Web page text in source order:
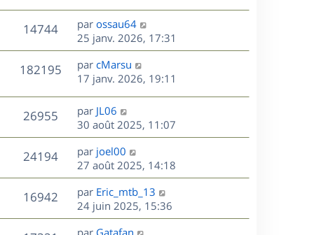
e
s
n
i
e
r
m
e
s
a
g
e
14744V
u
e
D
e
r
n
i
e
r
m
e
s
s
a
g
e
par ossau64
25 janv. 2026, 17:31
182195V
u
D
e
n
i
e
r
m
e
s
s
a
g
par cMarsu
17 janv. 2026, 19:11
26955V
u
s
D
e
r
n
i
e
r
m
e
par JL06
30 août 2025, 11:07
24194V
u
e
D
e
r
n
i
e
par joel00
27 août 2025, 14:18
16942V
u
D
e
r
par Eric_mtb_13
24 juin 2025, 15:36
D
par Gatafan